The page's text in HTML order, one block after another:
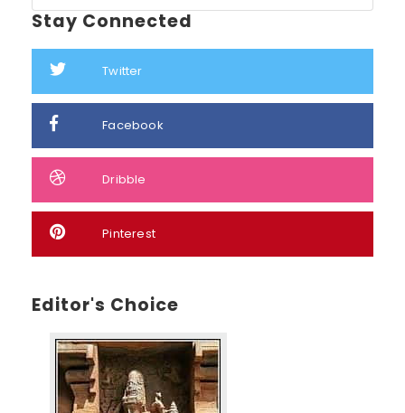
Stay Connected
Twitter
Facebook
Dribble
Pinterest
Editor's Choice